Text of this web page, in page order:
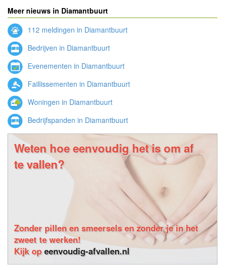
Meer nieuws in Diamantbuurt
112 meldingen in Diamantbuurt
Bedrijven in Diamantbuurt
Evenementen in Diamantbuurt
Faillissementen in Diamantbuurt
Woningen in Diamantbuurt
Bedrijfspanden in Diamantbuurt
Weten hoe eenvoudig het is om af
te vallen?
Zonder pillen en smeersels en zonder je in het
zweet te werken!
Kijk opeenvoudig-afvallen.nl